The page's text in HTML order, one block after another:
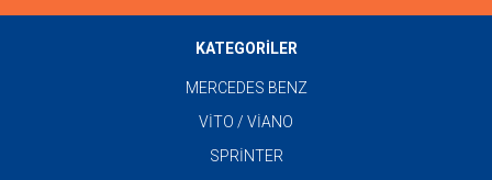
KATEGORİLER
MERCEDES BENZ
VİTO / VİANO
SPRİNTER